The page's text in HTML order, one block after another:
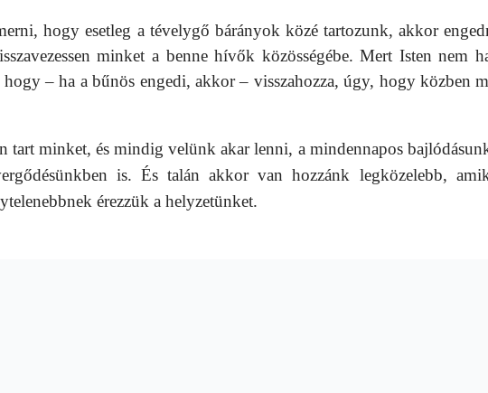
hogy esetleg a tévelygő bárányok közé tartozunk, akkor
minket a benne hívők közösségébe. Mert Isten nem
hogy – ha a bűnös engedi, akkor – visszahozza, úgy, hogy közben
tart minket, és mindig velünk akar lenni, a mindennapos
is. És talán akkor van hozzánk legközelebb,
érezzük a helyzetünket.